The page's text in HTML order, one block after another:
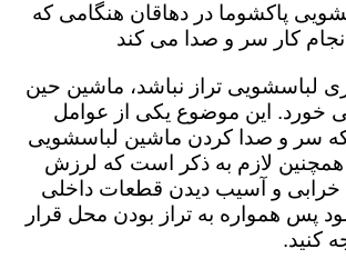
پاکشوما در دهاقان هنگامی که
کار سر و صدا می کند
لباسشویی تراز نباشد، ماشین حین
خورد‌. این موضوع یکی از عوامل
سر و صدا کردن ماشین لباسشویی
همچنین لازم به ذکر است که لرزش
و آسیب دیدن قطعات داخلی
پس همواره به تراز بودن محل قرار
کنید.